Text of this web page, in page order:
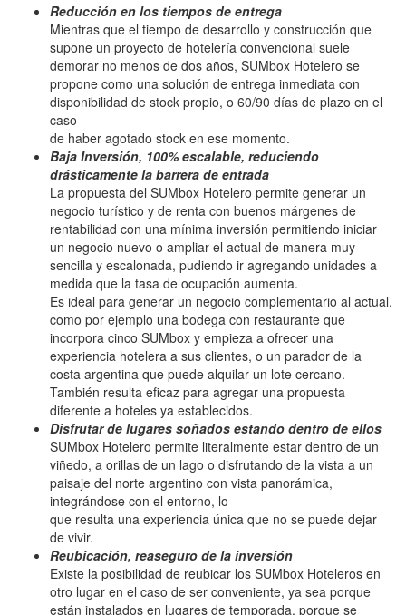
Reducción en los tiempos de entrega
Mientras que el tiempo de desarrollo y construcción que
supone un proyecto de hotelería convencional suele
demorar no menos de dos años, SUMbox Hotelero se
propone como una solución de entrega inmediata con
disponibilidad de stock propio, o 60/90 días de plazo en el
caso
de haber agotado stock en ese momento.
Baja Inversión, 100% escalable, reduciendo
drásticamente la barrera de entrada
La propuesta del SUMbox Hotelero permite generar un
negocio turístico y de renta con buenos márgenes de
rentabilidad con una mínima inversión permitiendo iniciar
un negocio nuevo o ampliar el actual de manera muy
sencilla y escalonada, pudiendo ir agregando unidades a
medida que la tasa de ocupación aumenta.
Es ideal para generar un negocio complementario al actual,
como por ejemplo una bodega con restaurante que
incorpora cinco SUMbox y empieza a ofrecer una
experiencia hotelera a sus clientes, o un parador de la
costa argentina que puede alquilar un lote cercano.
También resulta eficaz para agregar una propuesta
diferente a hoteles ya establecidos.
Disfrutar de lugares soñados estando dentro de ellos
SUMbox Hotelero permite literalmente estar dentro de un
viñedo, a orillas de un lago o disfrutando de la vista a un
paisaje del norte argentino con vista panorámica,
integrándose con el entorno, lo
que resulta una experiencia única que no se puede dejar
de vivir.
Reubicación, reaseguro de la inversión
Existe la posibilidad de reubicar los SUMbox Hoteleros en
otro lugar en el caso de ser conveniente, ya sea porque
están instalados en lugares de temporada, porque se